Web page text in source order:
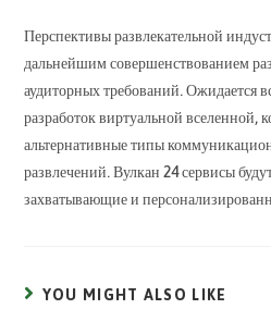
Перспективы развлекательной
дальнейшим совершенствованием
аудиторных требований. Ожидается
разработок виртуальной вселенной,
альтернативные типы
развлечений. Вулкан 24 сервисы
захватывающие и
YOU MIGHT ALSO LIKE